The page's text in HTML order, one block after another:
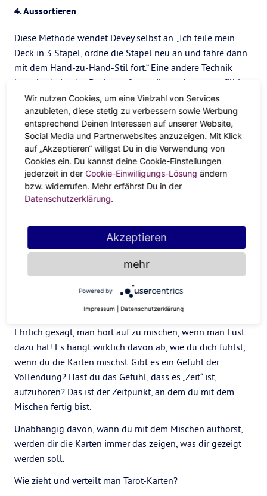
4. Aussortieren
Diese Methode wendet Devey selbst an. „Ich teile mein
Deck in 3 Stapel, ordne die Stapel neu an und fahre dann
mit dem Hand-zu-Hand-Stil fort.“ Eine andere Technik
besteht darin, das Deck so oft zu teilen, wie man es fühlt,
indem man es umdreht. Dies sollte nach dem
Zufallsprinzip geschehen, damit du immer wieder neue
Umkehrungen bekommst.
FAQs
Wie mischt man Tarot-Karten zum ersten Mal?
Wie bereits erwähnt, gibt es keinen richtigen oder falschen
einen Tipp für Anfänger: „Bei einem neuen Deck
kombiniere ich gerne verschiedene Mischungsarten, um
sicherzustellen, dass das Deck wirklich gut gemischt ist“,
sagt sie.
Woher weiß man, wann man aufhören sollte, die
Tarotkarten zu mischen?
Ehrlich gesagt, man hört auf zu mischen, wenn man Lust
dazu hat! Es hängt wirklich davon ab, wie du dich fühlst,
wenn du die Karten mischst. Gibt es ein Gefühl der
Vollendung? Hast du das Gefühl, dass es „Zeit“ ist,
aufzuhören? Das ist der Zeitpunkt, an dem du mit dem
Mischen fertig bist.
Unabhängig davon, wann du mit dem Mischen aufhörst,
werden dir die Karten immer das zeigen, was dir gezeigt
werden soll.
Wie zieht und verteilt man Tarot-Karten?
Wir nutzen Cookies, um eine Vielzahl von Services
anzubieten, diese stetig zu verbessern sowie Werbung
entsprechend Deinen Interessen auf unserer Website,
Social Media und Partnerwebsites anzuzeigen. Mit Klick
auf „Akzeptieren“ willigst Du in die Verwendung von
Cookies ein. Du kannst deine Cookie-Einstellungen
jederzeit in der Cookie-Einwilligungs-Lösung ändern
bzw. widerrufen. Mehr erfährst Du in der
Datenschutzerklärung.
Akzeptieren
mehr
Powered by
Impressum Datenschutzerklärung